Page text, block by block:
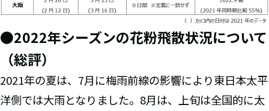
●2022年シーズンの花粉飛散状況について
（総評）
2021年の夏は、7月に梅雨前線の影響により東日本太平
洋側では大雨となりました。8月は、上旬は全国的に太